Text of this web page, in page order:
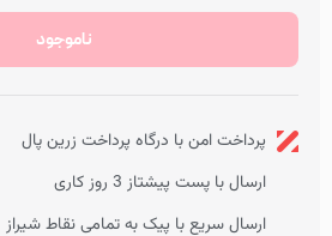
رایحه ناموجود
در انبار موجود نمی باشد
پرداخت امن با درگاه پرداخت زرین پال
ارسال با پست پیشتاز 3 روز کاری
ارسال سریع با پیک به تمامی نقاط شیراز